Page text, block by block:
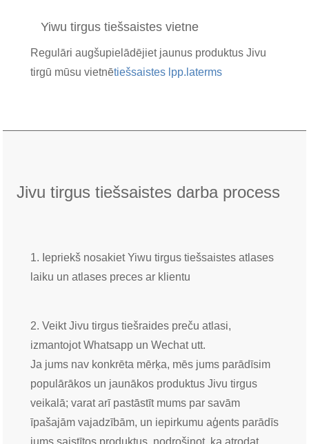
Yiwu tirgus tiešsaistes vietne
Regulāri augšupielādējiet jaunus produktus Jivu
tirgū mūsu vietnētiešsaistes lpp. laterms
Jivu tirgus tiešsaistes darba process
1. Iepriekš nosakiet Yiwu tirgus tiešsaistes atlases
laiku un atlases preces ar klientu
2. Veikt Jivu tirgus tiešraides preču atlasi,
izmantojot Whatsapp un Wechat utt.
Ja jums nav konkrēta mērķa, mēs jums parādīsim
populārākos un jaunākos produktus Jivu tirgus
veikalā; varat arī pastāstīt mums par savām
īpašajām vajadzībām, un iepirkumu aģents parādīs
jums saistītos produktus, nodrošinot, ka atrodat